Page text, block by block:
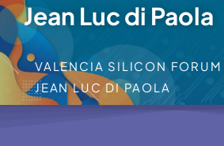
Jean Luc di Paola
VALENCIA SILICON FORUM
JEAN LUC DI PAOLA